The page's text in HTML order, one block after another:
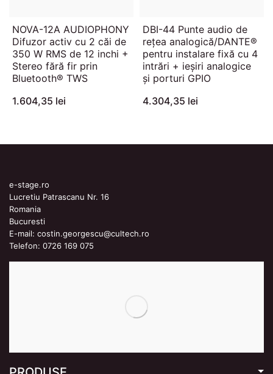
NOVA-12A AUDIOPHONY
Difuzor activ cu 2 căi de
350 W RMS de 12 inchi +
Stereo fără fir prin
Bluetooth® TWS
1.604,35 lei
DBI-44 Punte audio de
rețea analogică/DANTE®
pentru instalare fixă ​​cu 4
intrări + ieșiri analogice
și porturi GPIO
4.304,35 lei
e-stage.ro
Lucretiu Patrascanu Nr. 16
Romania
Bucuresti
E-mail: costin.georgescu@cultech.ro
Telefon: 0726 169 075